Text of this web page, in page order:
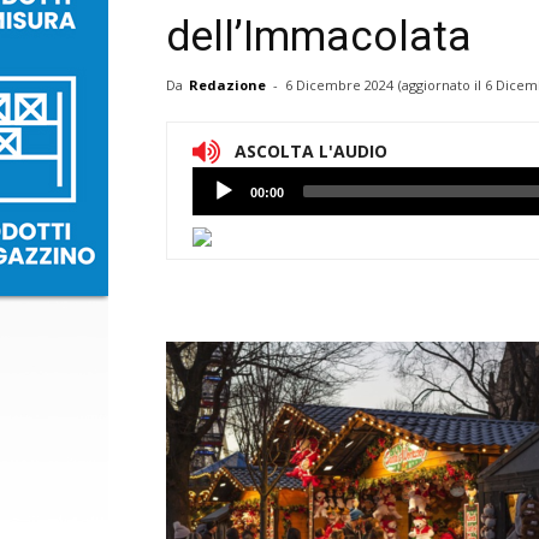
dell’Immacolata
Da Redazione - 6 Dicembre 2024 (aggiornato il 6
ASCOLTA L'AUDIO
Lettore
Audio
00:00